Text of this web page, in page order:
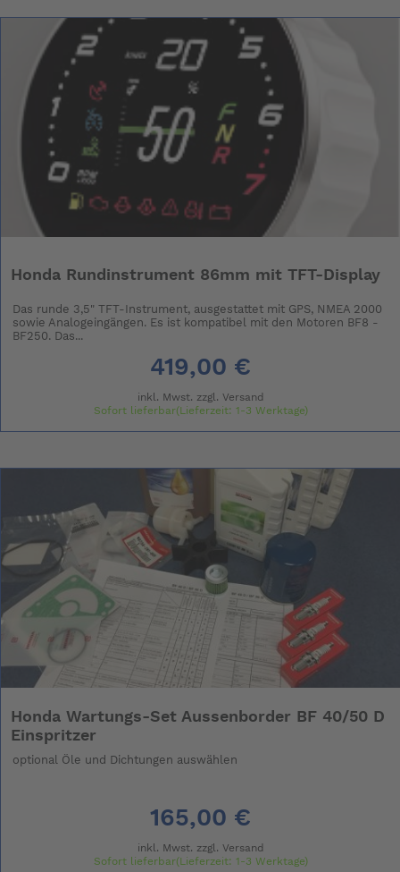
Honda Rundinstrument 86mm mit TFT-Display
Das runde 3,5" TFT-Instrument, ausgestattet mit GPS, NMEA 2000
sowie Analogeingängen. Es ist kompatibel mit den Motoren BF8 -
BF250. Das...
419,00 €
inkl. Mwst. zzgl. Versand
Sofort lieferbar(Lieferzeit: 1-3 Werktage)
Honda Wartungs-Set Aussenborder BF 40/50 D
Einspritzer
optional Öle und Dichtungen auswählen
165,00 €
inkl. Mwst. zzgl. Versand
Sofort lieferbar(Lieferzeit: 1-3 Werktage)